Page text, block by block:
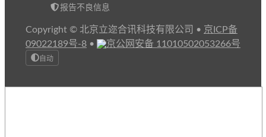
报告不良信息
Copyright © 北京立迩合讯科技有限公司 • 京ICP备
09022189号-8 • 京公网安备 11010502053266号
自动